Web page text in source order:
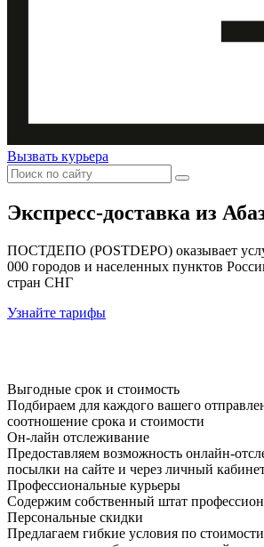
Вызвать курьера
Экспресс-доставка из
ПОСТДЕПО (POSTDEPO) оказывает
000 городов и населенных пунктов
стран СНГ
Узнайте тарифы
Выгодные срок и стоимость
Подбираем для каждого вашего
соотношение срока и стоимости
Он-лайн отслеживание
Предоставляем возможность онлайн-
посылки на сайте и через личный
Профессиональные курьеры
Содержим собственный штат
Персональные скидки
Предлагаем гибкие условия по